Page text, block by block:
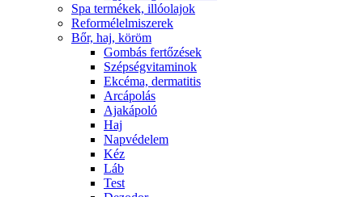
Spa termékek, illóolajok
Reformélelmiszerek
Bőr, haj, köröm
Gombás fertőzések
Szépségvitaminok
Ekcéma, dermatitis
Arcápolás
Ajakápoló
Haj
Napvédelem
Kéz
Láb
Test